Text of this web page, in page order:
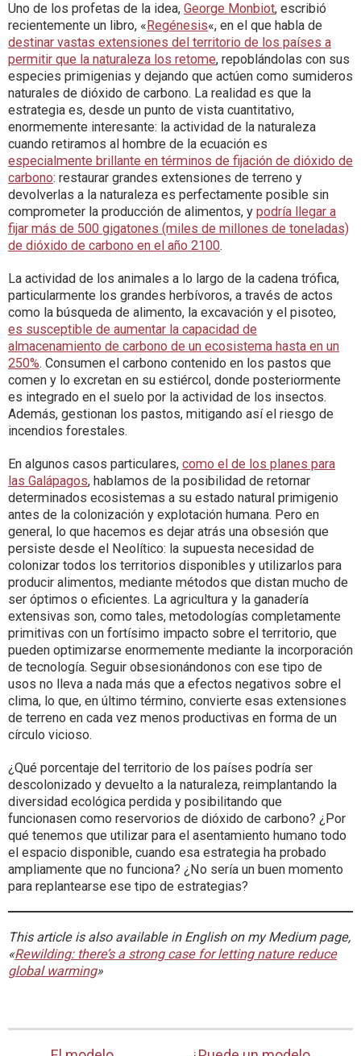
Uno de los profetas de la idea, George Monbiot, escribió
recientemente un libro, « Regénesis«, en el que habla de
destinar vastas extensiones del territorio de los países a
permitir que la naturaleza los retome, repoblándolas con sus
especies primigenias y dejando que actúen como sumideros
naturales de dióxido de carbono. La realidad es que la
estrategia es, desde un punto de vista cuantitativo,
enormemente interesante: la actividad de la naturaleza
cuando retiramos al hombre de la ecuación es
especialmente brillante en términos de fijación de dióxido de
carbono: restaurar grandes extensiones de terreno y
devolverlas a la naturaleza es perfectamente posible sin
comprometer la producción de alimentos, y podría llegar a
fijar más de 500 gigatones (miles de millones de toneladas)
de dióxido de carbono en el año 2100.
La actividad de los animales a lo largo de la cadena trófica,
particularmente los grandes herbívoros, a través de actos
como la búsqueda de alimento, la excavación y el pisoteo,
es susceptible de aumentar la capacidad de
almacenamiento de carbono de un ecosistema hasta en un
250%. Consumen el carbono contenido en los pastos que
comen y lo excretan en su estiércol, donde posteriormente
es integrado en el suelo por la actividad de los insectos.
Además, gestionan los pastos, mitigando así el riesgo de
incendios forestales.
En algunos casos particulares, como el de los planes para
las Galápagos, hablamos de la posibilidad de retornar
determinados ecosistemas a su estado natural primigenio
antes de la colonización y explotación humana. Pero en
general, lo que hacemos es dejar atrás una obsesión que
persiste desde el Neolítico: la supuesta necesidad de
colonizar todos los territorios disponibles y utilizarlos para
producir alimentos, mediante métodos que distan mucho de
ser óptimos o eficientes. La agricultura y la ganadería
extensivas son, como tales, metodologías completamente
primitivas con un fortísimo impacto sobre el territorio, que
pueden optimizarse enormemente mediante la incorporación
de tecnología. Seguir obsesionándonos con ese tipo de
usos no lleva a nada más que a efectos negativos sobre el
clima, lo que, en último término, convierte esas extensiones
de terreno en cada vez menos productivas en forma de un
círculo vicioso.
¿Qué porcentaje del territorio de los países podría ser
descolonizado y devuelto a la naturaleza, reimplantando la
diversidad ecológica perdida y posibilitando que
funcionasen como reservorios de dióxido de carbono? ¿Por
qué tenemos que utilizar para el asentamiento humano todo
el espacio disponible, cuando esa estrategia ha probado
ampliamente que no funciona? ¿No sería un buen momento
para replantearse ese tipo de estrategias?
This article is also available in English on my Medium page,
«Rewilding: there’s a strong case for letting nature reduce
global warming»